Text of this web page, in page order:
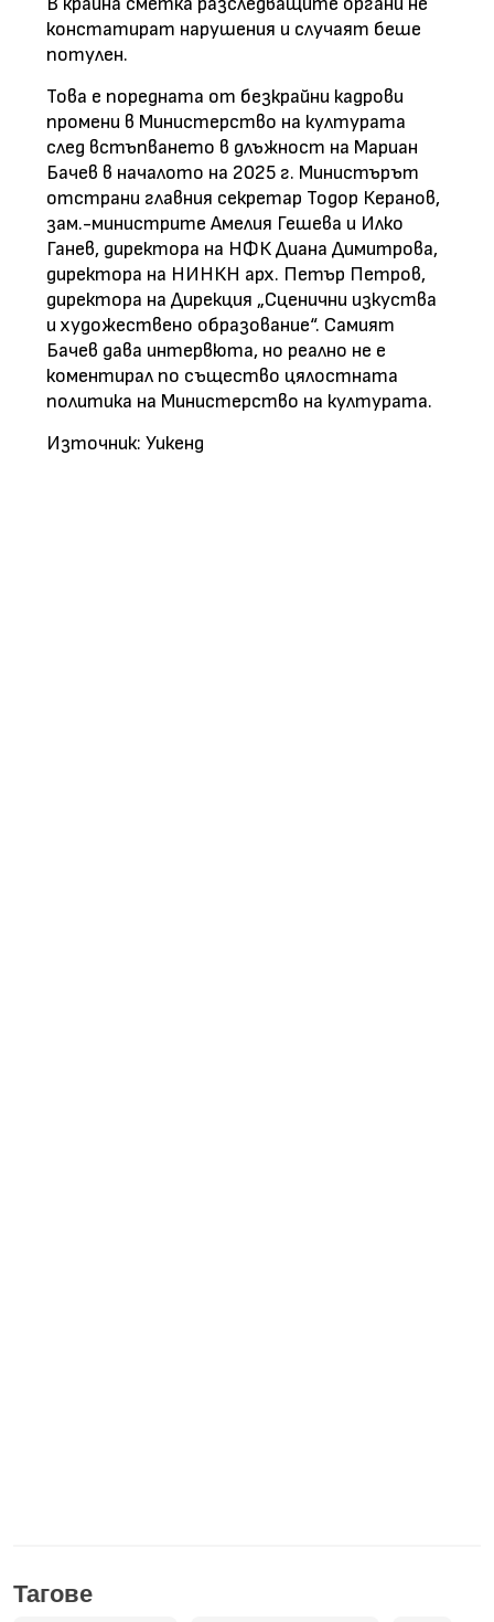
констатират нарушения и случаят беше
потулен.
Това е поредната от безкрайни кадрови
промени в Министерство на културата
след встъпването в длъжност на Мариан
Бачев в началото на 2025 г. Министърът
отстрани главния секретар Тодор Керанов,
зам.-министрите Амелия Гешева и Илко
Ганев, директора на НФК Диана Димитрова,
директора на НИНКН арх. Петър Петров,
директора на Дирекция „Сценични изкуства
и художествено образование“. Самият
Бачев дава интервюта, но реално не е
коментирал по същество цялостната
политика на Министерство на културата.
Източник: Уикенд
Тагове